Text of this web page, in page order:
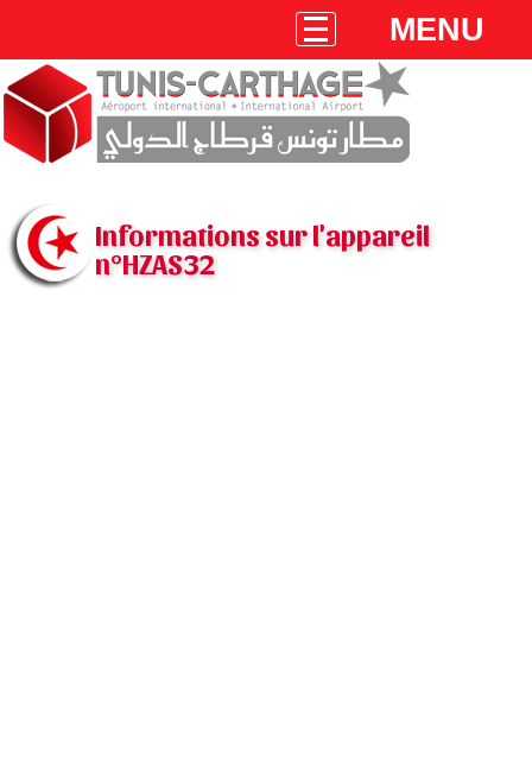
MENU
Informations sur l'appareil
n°HZAS32